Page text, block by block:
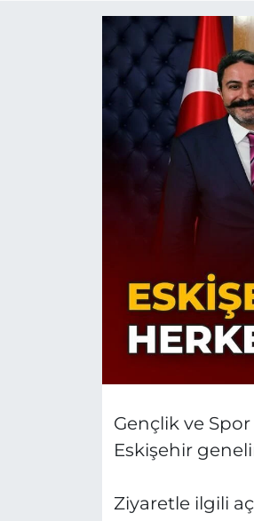
Gençlik ve
Eskişehir
Ziyaretle ilgili